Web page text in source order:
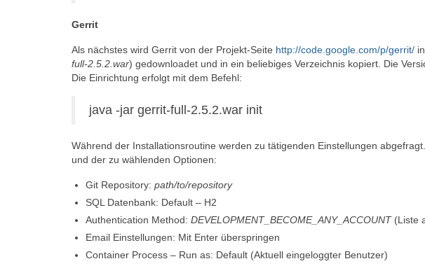
Gerrit
Als nächstes wird Gerrit von der Projekt-Seite http://code.google.com/p/gerrit/
full-2.5.2.war) gedownloadet und in ein beliebiges Verzeichnis kopiert. Die
Die Einrichtung erfolgt mit dem Befehl:
java -jar gerrit-full-2.5.2.war init
Während der Installationsroutine werden zu tätigenden Einstellungen
und der zu wählenden Optionen:
Git Repository: path/to/repository
SQL Datenbank: Default – H2
Authentication Method: DEVELOPMENT_BECOME_ANY_ACCOUNT(Liste
Email Einstellungen: Mit Enter überspringen
Container Process – Run as: Default (Aktuell eingeloggter Benutzer)